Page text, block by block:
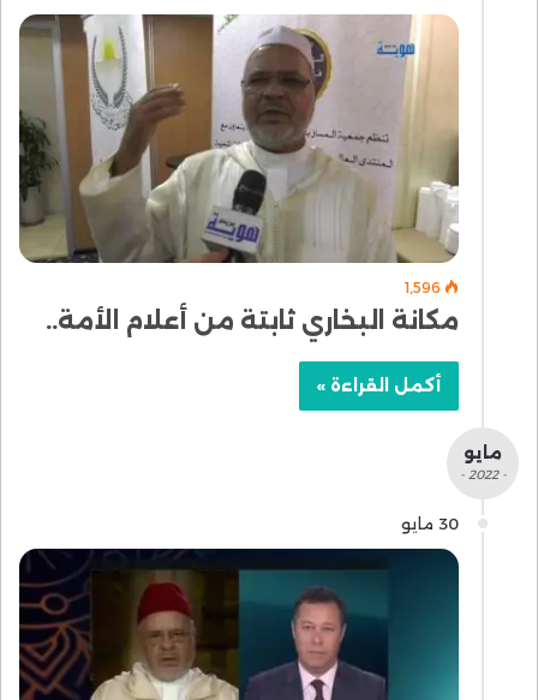
1٬596
مكانة البخاري ثابتة من أعلام الأمة..
أكمل القراءة »
مايو
- 2022 -
30 مايو